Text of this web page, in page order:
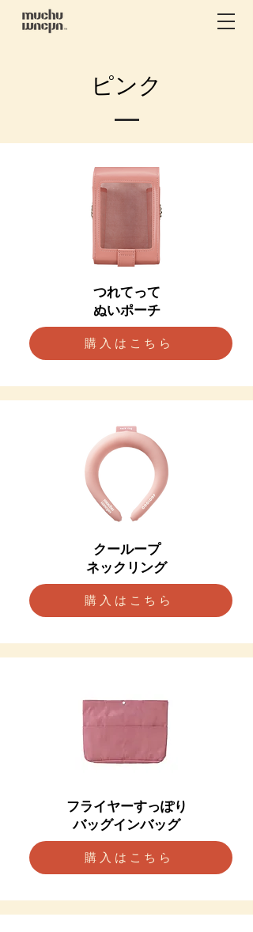
ピンク
つれてって
ぬいポーチ
購入はこちら
クーループ
ネックリング
購入はこちら
フライヤーすっぽり
バッグインバッグ
購入はこちら